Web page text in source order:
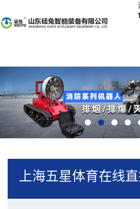
上海五星体育在线